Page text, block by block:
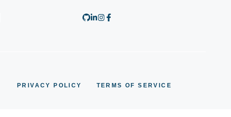
PRIVACY POLICY TERMS OF SERVICE